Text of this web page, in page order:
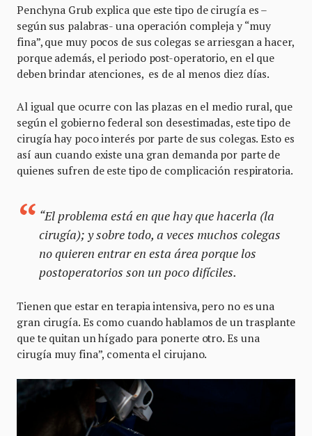
Penchyna Grub explica que este tipo de cirugía es –
según sus palabras- una operación compleja y “muy
fina”, que muy pocos de sus colegas se arriesgan a hacer,
porque además, el periodo post-operatorio, en el que
deben brindar atenciones, es de al menos diez días.
Al igual que ocurre con las plazas en el medio rural, que
según el gobierno federal son desestimadas, este tipo de
cirugía hay poco interés por parte de sus colegas. Esto es
así aun cuando existe una gran demanda por parte de
quienes sufren de este tipo de complicación respiratoria.
“El problema está en que hay que hacerla (la
cirugía); y sobre todo, a veces muchos colegas
no quieren entrar en esta área porque los
postoperatorios son un poco difíciles.
Tienen que estar en terapia intensiva, pero no es una
gran cirugía. Es como cuando hablamos de un trasplante
que te quitan un hígado para ponerte otro. Es una
cirugía muy fina”, comenta el cirujano.